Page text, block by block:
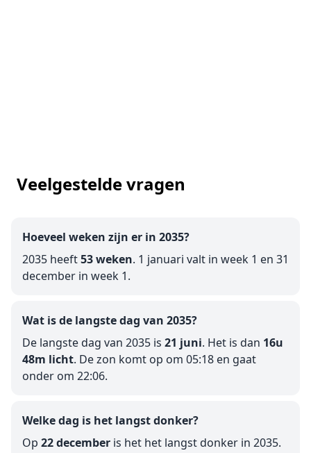
Veelgestelde vragen
Hoeveel weken zijn er in 2035?
2035 heeft53 weken. 1 januari valt in week 1 en 31
december in week 1.
Wat is de langste dag van 2035?
De langste dag van 2035 is 21 juni. Het is dan 16u
48m licht. De zon komt op om 05:18 en gaat
onder om 22:06.
Welke dag is het langst donker?
Op 22 december is het het langst donker in 2035.